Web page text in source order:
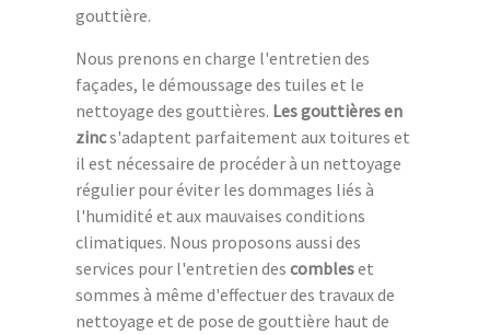
gouttière.
Nous prenons en charge l'entretien des
façades, le démoussage des tuiles et le
nettoyage des gouttières. Les gouttières en
zincs'adaptent parfaitement aux toitures et
il est nécessaire de procéder à un nettoyage
régulier pour éviter les dommages liés à
l'humidité et aux mauvaises conditions
climatiques. Nous proposons aussi des
services pour l'entretien des combleset
sommes à même d'effectuer des travaux de
nettoyage et de pose de gouttière haut de